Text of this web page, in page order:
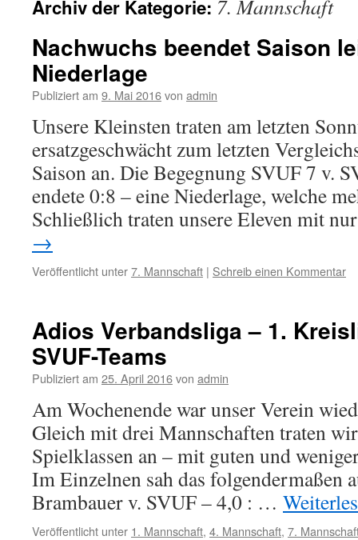
Archiv der Kategorie: 7. Mannschaft
Nachwuchs beendet Saison
Niederlage
Publiziert am 9. Mai 2016von admin
Unsere Kleinsten traten am letzten
ersatzgeschwächt zum letzten
Saison an. Die Begegnung SVUF 7 v.
endete 0:8 – eine Niederlage, welche
Schließlich traten unsere Eleven mit
→
Veröffentlicht unter7. Mannschaft | Schreib einen Kommentar
Adios Verbandsliga – 1.
SVUF-Teams
Publiziert am 25. April 2016von admin
Am Wochenende war unser Verein
Gleich mit drei Mannschaften traten
Spielklassen an – mit guten und
Im Einzelnen sah das folgendermaßen
Brambauer v. SVUF – 4,0 : …
Veröffentlicht unter 1. Mannschaft, 4. Mannschaft, 7.